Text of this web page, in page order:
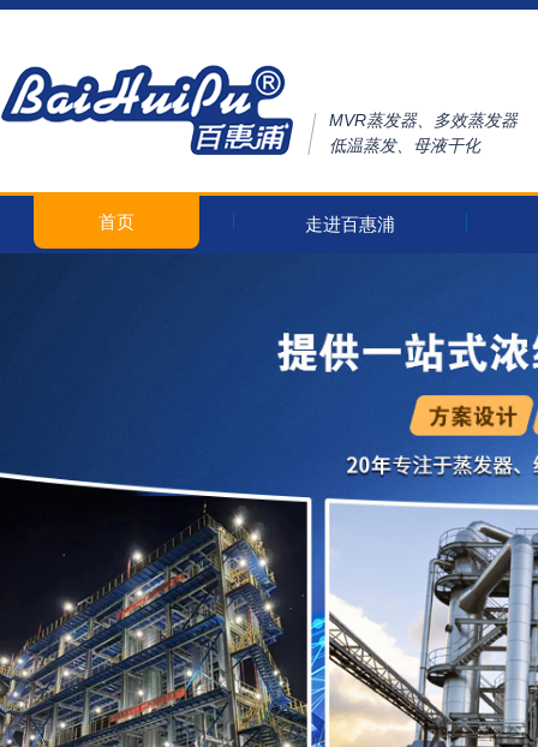
MVR蒸发器、多效蒸发器
低温蒸发、母液干化
首页 走进百惠浦